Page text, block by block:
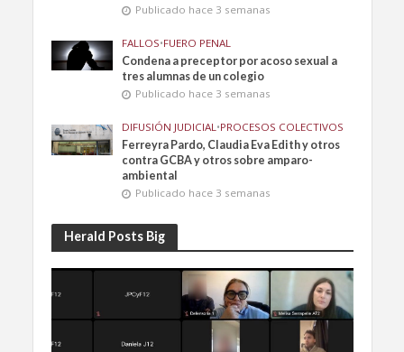
Publicado hace 3 semanas
FALLOS•FUERO PENAL
Condena a preceptor por acoso sexual a
tres alumnas de un colegio
Publicado hace 3 semanas
DIFUSIÓN JUDICIAL •PROCESOS COLECTIVOS
Ferreyra Pardo, Claudia Eva Edith y otros
contra GCBA y otros sobre amparo-
ambiental
Publicado hace 3 semanas
Herald Posts Big